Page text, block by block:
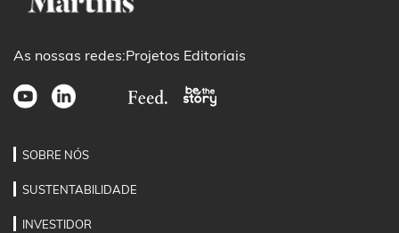
As nossas redes:Projetos Editoriais
SOBRE NÓS
SUSTENTABILIDADE
INVESTIDOR